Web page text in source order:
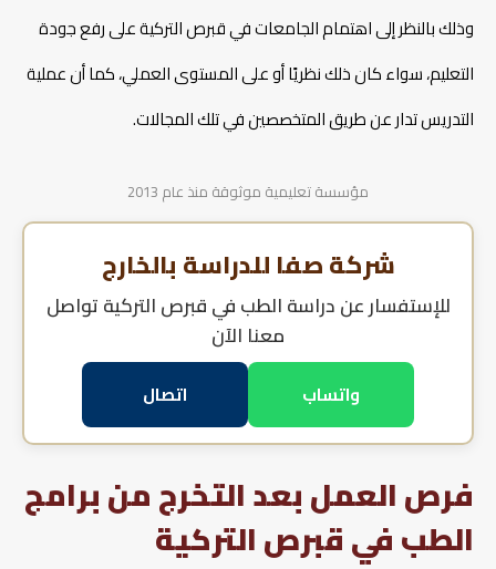
وذلك بالنظر إلى اهتمام الجامعات في قبرص التركية على رفع جودة
التعليم، سواء كان ذلك نظريًا أو على المستوى العملي، كما أن عملية
التدريس تدار عن طريق المتخصصين في تلك المجالات.
مؤسسة تعليمية موثوقة منذ عام 2013
شركة صفا للدراسة بالخارج
للإستفسار عندراسة الطب في قبرص التركية تواصل
معنا الآن
واتساب اتصال
فرص العمل بعد التخرج من برامج
الطب في قبرص التركية